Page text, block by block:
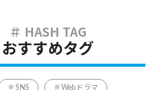
おすすめタグ
SNS Webドラマ